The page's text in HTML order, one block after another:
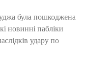
була пошкоджена
новинні пабліки
удару по